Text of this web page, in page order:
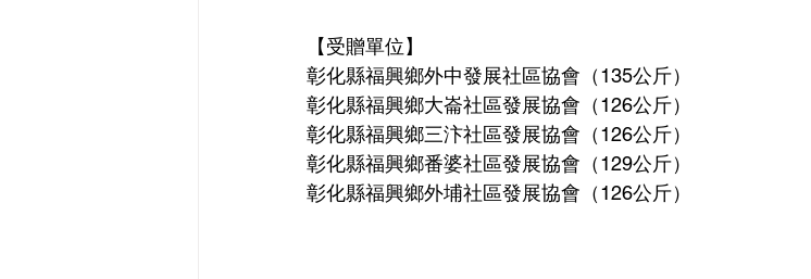
【受贈單位】
彰化縣福興鄉外中發展社區協會（135公斤）
彰化縣福興鄉大崙社區發展協會（126公斤）
彰化縣福興鄉三汴社區發展協會（126公斤）
彰化縣福興鄉番婆社區發展協會（129公斤）
彰化縣福興鄉外埔社區發展協會（126公斤）